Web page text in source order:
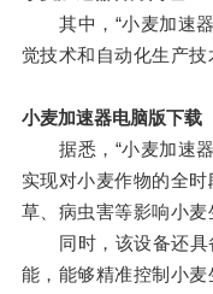
其中，“小麦加速器
觉技术和自动化生产技
小麦加速器电脑版下载
据悉，“小麦加速器
实现对小麦作物的全
草、病虫害等影响小麦
同时，该设备还具
能，能够精准控制小